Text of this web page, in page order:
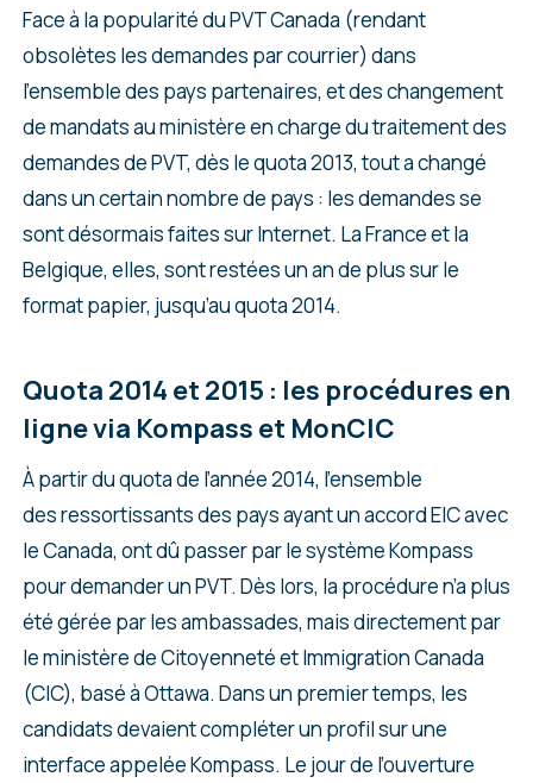
Face à la popularité du PVT Canada (rendant
obsolètes les demandes par courrier) dans
l’ensemble des pays partenaires, et des changement
de mandats au ministère en charge du traitement des
demandes de PVT, dès le quota 2013, tout a changé
dans un certain nombre de pays : les demandes se
sont désormais faites sur Internet. La France et la
Belgique, elles, sont restées un an de plus sur le
format papier, jusqu’au quota 2014.
Quota 2014 et 2015 : les procédures en
ligne via Kompass et MonCIC
À partir du quota de l’année 2014, l’ensemble
des ressortissants des pays ayant un accord EIC avec
le Canada, ont dû passer par le système Kompass
pour demander un PVT. Dès lors, la procédure n’a plus
été gérée par les ambassades, mais directement par
le ministère de Citoyenneté et Immigration Canada
(CIC), basé à Ottawa. Dans un premier temps, les
candidats devaient compléter un profil sur une
interface appelée Kompass. Le jour de l’ouverture